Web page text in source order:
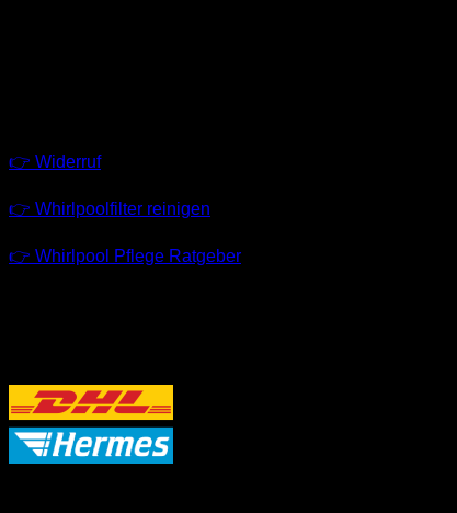
👉 Widerruf
👉 Whirlpoolfilter reinigen
👉 Whirlpool Pflege Ratgeber